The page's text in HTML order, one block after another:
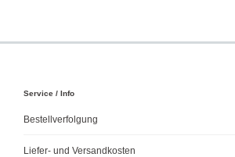
Service / Info
Bestellverfolgung
Liefer- und Versandkosten